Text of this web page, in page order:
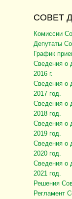
СОВЕТ
Комиссии
Депутаты
График
Сведения о
2016 г.
Сведения о
2017 год.
Сведения о
2018 год.
Сведения о
2019 год.
Сведения о
2020 год.
Сведения о
2021 год.
Решения
Регламент